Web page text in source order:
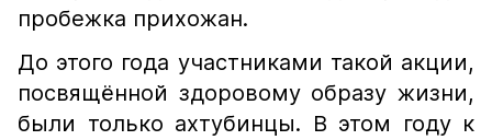
пробежка прихожан.
До этого года участниками такой акции,
посвящённой здоровому образу жизни,
были только ахтубинцы. В этом году к